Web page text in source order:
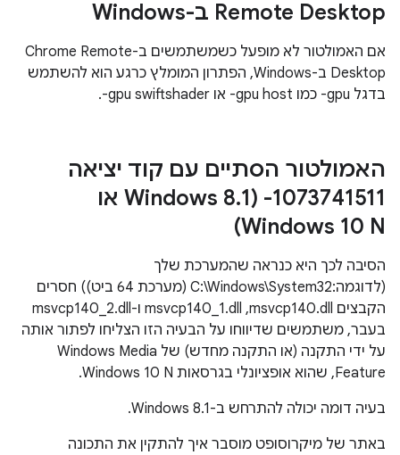
Remote Desktop ב-Windows
אם האמולטור לא מופעל כשמשתמשים ב-Chrome Remote
Desktop ב-Windows, הפתרון המומלץ כרגע הוא להשתמש
בדגל ‎-gpu כמו ‎-gpu host או ‎-gpu swiftshader.
האמולטור הסתיים עם קוד יציאה
‎-1073741511 (Windows 8
.
1 או
Windows 10 N)
הסיבה לכך היא כנראה שהמערכת שלך
(לדוגמה:C:\Windows\System32 (מערכת 64 ביט)) חסרים
הקבצים msvcp140.dll,‏ msvcp140_1.dll ו-msvcp140_2.dll
בעבר, משתמשים שדיווחו על הבעיה הזו הצליחו לפתור אותה
על ידי התקנה (או התקנה מחדש) של Windows Media
Feature, שהוא אופציונלי בגרסאות Windows 10 N.
בעיה דומה יכולה להתרחש ב-Windows 8.1.
באתר של מיקרוסופט מוסבר איך להתקין את התכונה